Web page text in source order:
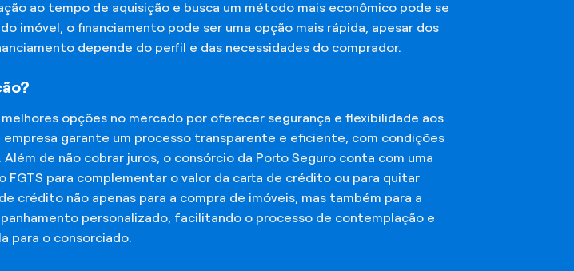
ao tempo de aquisição e busca um método mais econômico pode se
imóvel, o financiamento pode ser uma opção mais rápida, apesar dos
depende do perfil e das necessidades do comprador.
opções no mercado por oferecer segurança e flexibilidade aos
garante um processo transparente e eficiente, com condições
de não cobrar juros, o consórcio da Porto Seguro conta com uma
para complementar o valor da carta de crédito ou para quitar
crédito não apenas para a compra de imóveis, mas também para a
personalizado, facilitando o processo de contemplação e
para o consorciado.